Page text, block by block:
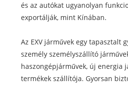
és az autókat ugyanolyan
exportálják, mint Kínában.
Az EXV járművek egy tapasztalt
személy személyszállító
haszongépjárművek, új energia
termékek szállítója. Gyorsan